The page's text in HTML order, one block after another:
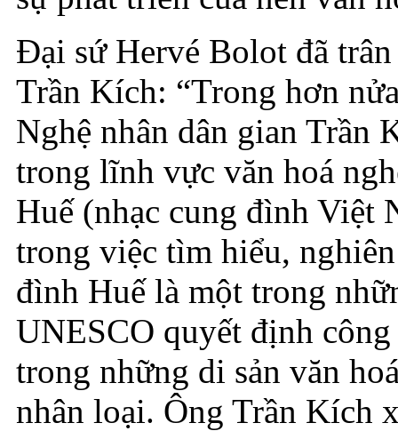
Đại sứ Hervé Bolot đã
Trần Kích: “Trong hơn
Nghệ nhân dân gian Trần
trong lĩnh vực văn hoá
Huế (nhạc cung đình Việt
trong việc tìm hiểu,
đình Huế là một trong
UNESCO quyết định
trong những di sản văn
nhân loại. Ông Trần Kích